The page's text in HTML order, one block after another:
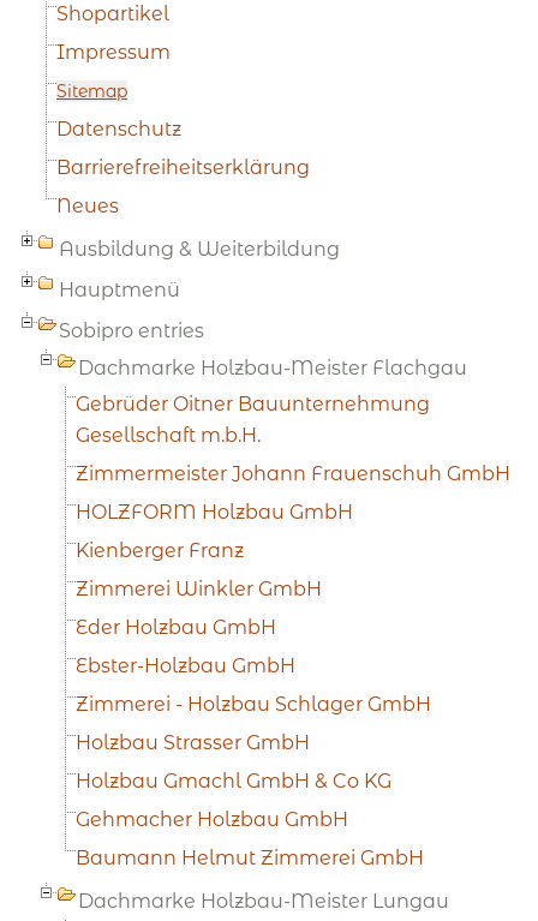
Shopartikel
Impressum
Sitemap
Datenschutz
Barrierefreiheitserklärung
Neues
Ausbildung & Weiterbildung
Hauptmenü
Sobipro entries
Dachmarke Holzbau-Meister Flachgau
Gebrüder Oitner Bauunternehmung
Gesellschaft m.b.H.
Zimmermeister Johann Frauenschuh GmbH
HOLZFORM Holzbau GmbH
Kienberger Franz
Zimmerei Winkler GmbH
Eder Holzbau GmbH
Ebster-Holzbau GmbH
Zimmerei - Holzbau Schlager GmbH
Holzbau Strasser GmbH
Holzbau Gmachl GmbH & Co KG
Gehmacher Holzbau GmbH
Baumann Helmut Zimmerei GmbH
Dachmarke Holzbau-Meister Lungau